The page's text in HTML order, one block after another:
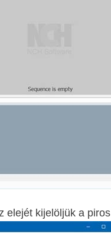
elejét kijelöljük a